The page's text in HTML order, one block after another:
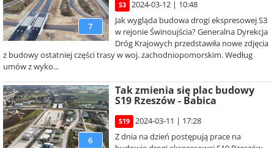
7
S3
2024-03-12 | 10:48
Jak wygląda budowa drogi ekspresowej S3
w rejonie Świnoujścia? Generalna Dyrekcja
Dróg Krajowych przedstawiła nowe zdjęcia
z budowy ostatniej części trasy w woj. zachodniopomorskim. Według
umów z wyko...
6
Tak zmienia się plac budowy
S19 Rzeszów - Babica
S19
2024-03-11 | 17:28
Z dnia na dzień postępują prace na